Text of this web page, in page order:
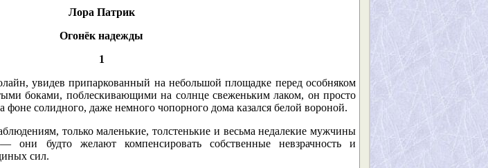
Лора Патрик
Огонёк надежды
1
увидев припаркованный на небольшой площадке перед особняком
боками, поблескивающими на солнце свеженьким лаком, он просто
солидного, даже немного чопорного дома казался белой вороной.
только маленькие, толстенькие и весьма недалекие мужчины
будто желают компенсировать собственные невзрачность и
сил.